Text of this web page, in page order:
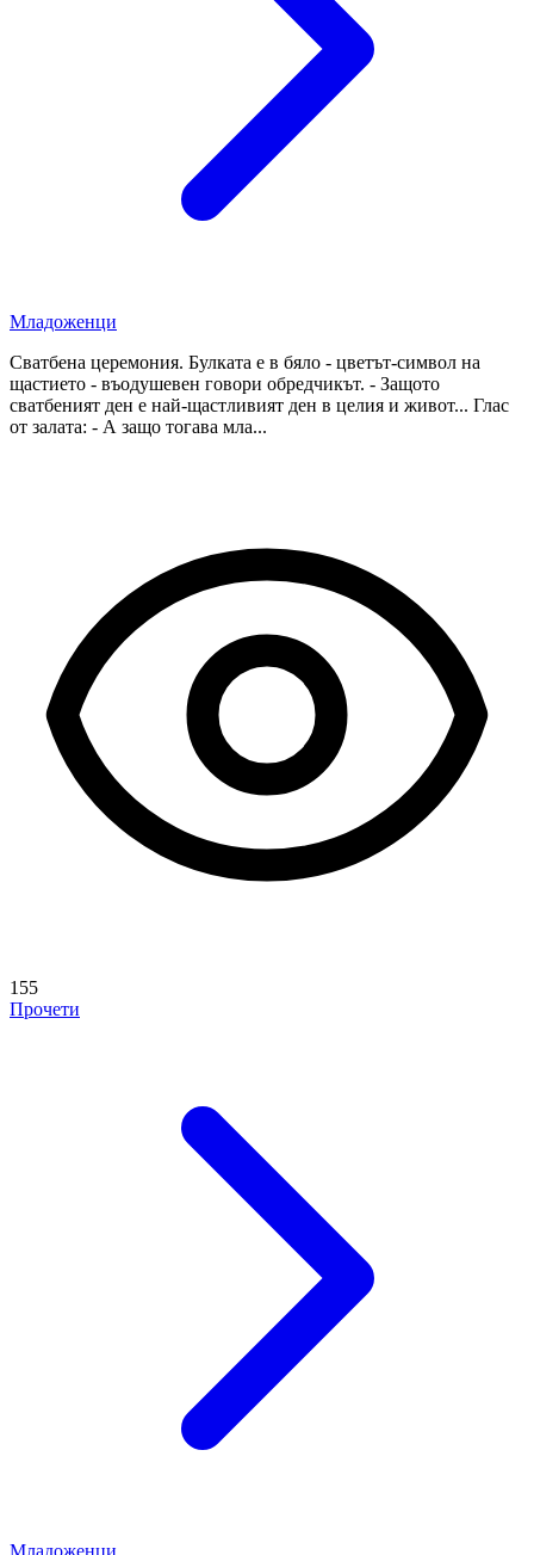
Младоженци
Сватбена церемония. Булката е в бяло - цветът-символ на
щастието - въодушевен говори обредчикът. - Защото
сватбеният ден е най-щастливият ден в целия и живот... Глас
от залата: - А защо тогава мла...
155
Прочети
Младоженци